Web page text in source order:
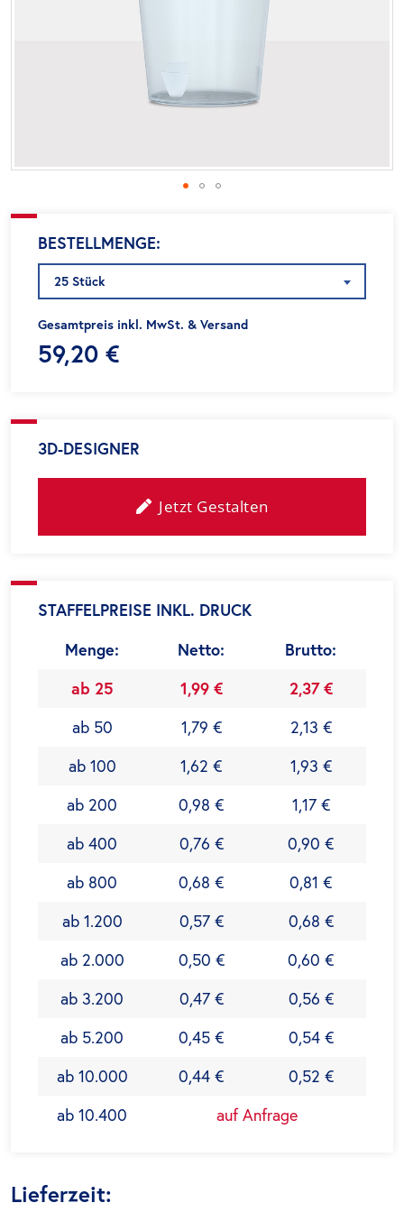
Zum
Anfang
Bildgalerie
BESTELLMENGE
25 Stück
Gesamtpreis inkl. MwSt. & Versand
59,20 €
3D-DESIGNER
Jetzt Gestalten
STAFFELPREISE INKL. DRUCK
Menge:
Netto:
Brutto:
ab 25
1,99 €
2,37 €
ab 50
1,79 €
2,13 €
ab 100
1,62 €
1,93 €
ab 200
0,98 €
1,17 €
ab 400
0,76 €
0,90 €
ab 800
0,68 €
0,81 €
ab 1.200
0,57 €
0,68 €
ab 2.000
0,50 €
0,60 €
ab 3.200
0,47 €
0,56 €
ab 5.200
0,45 €
0,54 €
ab 10.000
0,44 €
0,52 €
ab 10.400
auf Anfrage
Lieferzeit: